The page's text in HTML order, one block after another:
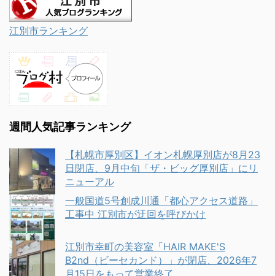
江別市ランキング
週間人気記事ランキング
【札幌市厚別区】イオン札幌厚別店が8月23
日閉店、9月中旬「ザ・ビッグ厚別店」にリ
ニューアル
一般国道5号創成川通「都心アクセス道路」
工事中 江別市が迂回を呼びかけ
江別市幸町の美容室「HAIR MAKE'S
B2nd（ビーセカンド）」が閉店、2026年7
月15日をもって営業終了